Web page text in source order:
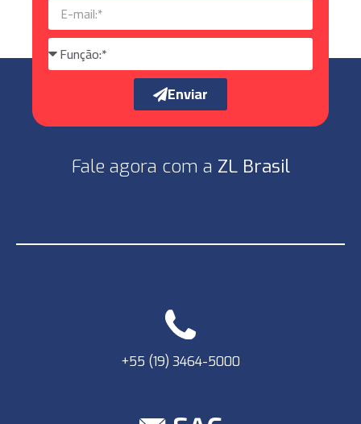
Enviar
Fale agora com a ZL Brasil
+55 (19) 3464-5000